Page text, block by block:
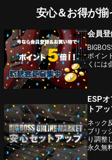
安心＆お得が揃
会員登
ポイン
くには
ESP
トアッ
ネック
ブリッ
り調整
永久無